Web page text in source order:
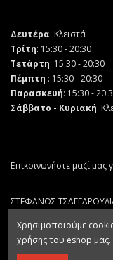
Δευτέρα: Κλειστά
Τρίτη: 15:30 - 20:30
Τετάρτη: 15:30 - 20:30
Πέμπτη : 15:30 - 20:30
Παρασκευή: 15:30 -
Σάββατο - Κυριακή:
Επικοινωνήστε μαζί
ΣΤΕΦΑΝΟΣ
Χρησιμοποιούμε
χρήσης του eshop μας.